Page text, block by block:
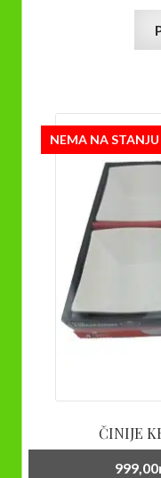
NEMA NA STANJU
ČINIJE
999,00